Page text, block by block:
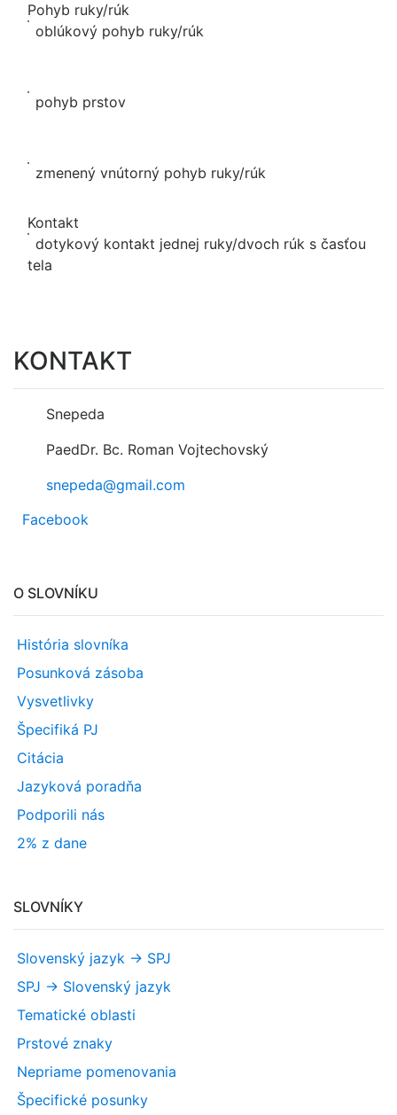
Pohyb ruky/rúk
oblúkový pohyb ruky/rúk
pohyb prstov
zmenený vnútorný pohyb ruky/rúk
Kontakt
dotykový kontakt jednej ruky/dvoch rúk s časťou
tela
KONTAKT
Snepeda
PaedDr. Bc. Roman Vojtechovský
snepeda@gmail.com
Facebook
O SLOVNÍKU
História slovníka
Posunková zásoba
Vysvetlivky
Špecifiká PJ
Citácia
Jazyková poradňa
Podporili nás
2% z dane
SLOVNÍKY
Slovenský jazyk -> SPJ
SPJ -> Slovenský jazyk
Tematické oblasti
Prstové znaky
Nepriame pomenovania
Špecifické posunky